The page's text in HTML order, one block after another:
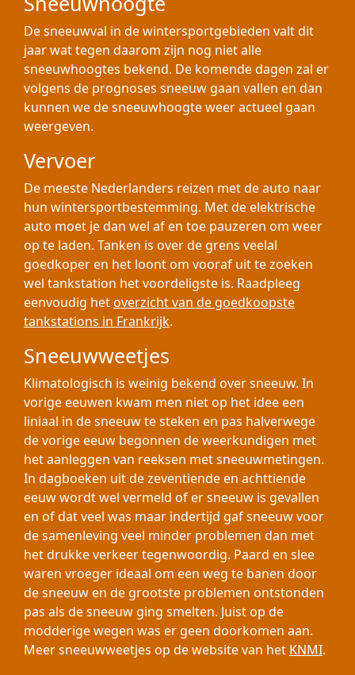
De sneeuwval in de wintersportgebieden valt dit
jaar wat tegen daarom zijn nog niet alle
sneeuwhoogtes bekend. De komende dagen zal er
volgens de prognoses sneeuw gaan vallen en dan
kunnen we de sneeuwhoogte weer actueel gaan
weergeven.
Vervoer
De meeste Nederlanders reizen met de auto naar
hun wintersportbestemming. Met de elektrische
auto moet je dan wel af en toe pauzeren om weer
op te laden. Tanken is over de grens veelal
goedkoper en het loont om vooraf uit te zoeken
wel tankstation het voordeligste is. Raadpleeg
eenvoudig hetoverzicht van de goedkoopste
tankstations in Frankrijk.
Sneeuwweetjes
Klimatologisch is weinig bekend over sneeuw. In
vorige eeuwen kwam men niet op het idee een
liniaal in de sneeuw te steken en pas halverwege
de vorige eeuw begonnen de weerkundigen met
het aanleggen van reeksen met sneeuwmetingen.
In dagboeken uit de zeventiende en achttiende
eeuw wordt wel vermeld of er sneeuw is gevallen
en of dat veel was maar indertijd gaf sneeuw voor
de samenleving veel minder problemen dan met
het drukke verkeer tegenwoordig. Paard en slee
waren vroeger ideaal om een weg te banen door
de sneeuw en de grootste problemen ontstonden
pas als de sneeuw ging smelten. Juist op de
modderige wegen was er geen doorkomen aan.
Meer sneeuwweetjes op de website van het KNMI.